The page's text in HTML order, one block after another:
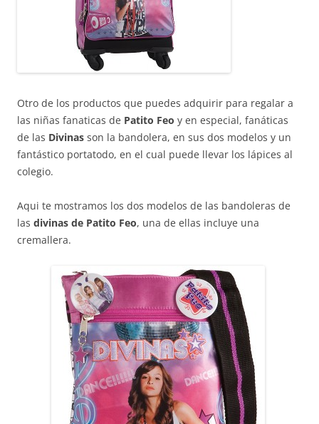
Otro de los productos que puedes adquirir para regalar a
las niñas fanaticas de Patito Feo y en especial, fanáticas
de las Divinas son la bandolera, en sus dos modelos y un
fantástico portatodo, en el cual puede llevar los lápices al
colegio.
Aqui te mostramos los dos modelos de las bandoleras de
las divinas de Patito Feo, una de ellas incluye una
cremallera.